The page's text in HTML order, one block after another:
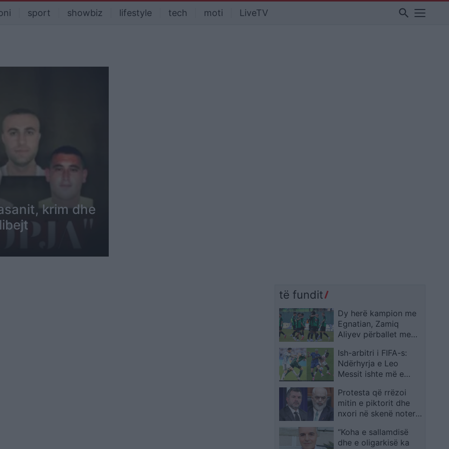
sport showbiz lifestyle tech moti LiveTV search
krim dhe
të fundit
Dy herë kampion me
Egnatian, Zamiq
Aliyev përballet me
karrierë dhe mbetet i
bllokuar në
Azerbajxhan për
ushtarak
Ish-arbitri i FIFA-s:
Ndërhyrja e Leo
Messit ishte më e
Balogun në Botërorin
2026
Protesta që rrëzoi
mitin e piktorit dhe
nxori në skenë noterin
“Koha e sallamdisë
dhe e oligarkisë ka